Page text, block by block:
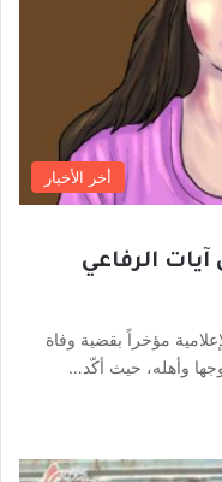
أخر الأخبار
الرفاعي
مؤخراً بقضية وفاة
وأهله، حيث أكّد…